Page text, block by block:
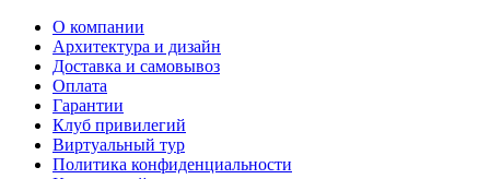
О компании
Архитектура и дизайн
Доставка и самовывоз
Оплата
Гарантии
Клуб привилегий
Виртуальный тур
Политика конфиденциальности